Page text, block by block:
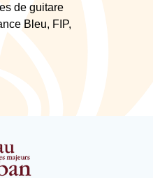
de guitare
Bleu, FIP,